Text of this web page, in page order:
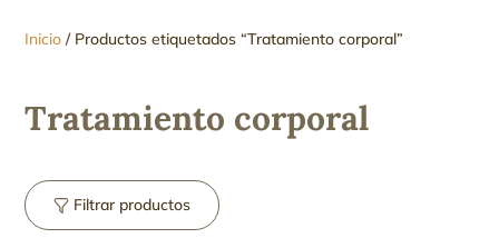
Inicio / Productos etiquetados “Tratamiento corporal”
Tratamiento corporal
Filtrar productos